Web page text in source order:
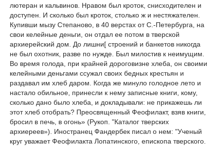
лютеран и кальвинов. Нравом был кроток, снисходителен и
доступен. И сколько был кроток, столько ж и нестяжателен.
Купивши мызу Степаново, в 40 верстах от С.-Петербурга, на
свои келейные деньги, он отдал ее потом в тверской
архиерейский дом. До лишни[ строений и банкетов никогда
не был охотник, разве по нужде. Был милостив к неимущим.
Во время голода, при крайней дороговизне хлеба, он своими
келейными деньгами ссужал своих бедных крестьян и
раздавал им хлеб даром. Когда же минуло голодное лето и
настало обильное, принесли к нему записные книги, кому,
сколько дано было хлеба, и докладывали: не прикажешь ли
этот хлеб отобрать? Преосвященный Феофилакт, взяв книги,
бросил в печь, в огонь» (Рукоп. "Каталог тверских
архиереев»). Иностранец Фандербек писал о нем: "Ученый
круг уважает Феофилакта Лопатинского, епископа тверского.